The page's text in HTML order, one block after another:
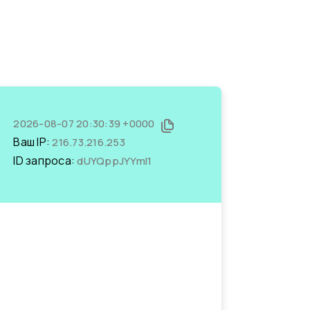
2026-08-07 20:30:39 +0000
Ваш IP:216.73.216.253
ID запроса:dUYQppJYYmI1